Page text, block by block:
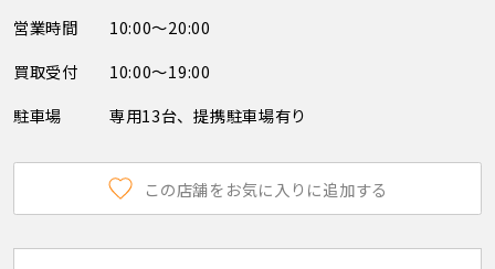
営業時間
10:00～20:00
買取受付
10:00～19:00
駐車場
専用13台、提携駐車場有り
この店舗をお気に入りに追加する